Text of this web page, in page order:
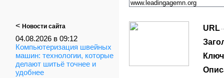
< Новости сайта
04.08.2026 в 09:12
Компьютеризация швейных
машин: технологии, которые
делают шитьё точнее и
удобнее
URL